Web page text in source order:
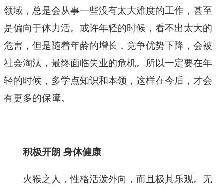
领域，总是会从事一些没有太大难度的工作，甚至
是偏向于体力活。或许年轻的时候，看不出太大的
危害，但是随着年龄的增长，竞争优势下降，会被
社会淘汰，最终面临失业的危机。所以一定要在年
轻的时候，多学点知识和本领，这样在今后，才会
有更多的保障。
积极开朗 身体健康
火猴之人，性格活泼外向，而且极其乐观。无